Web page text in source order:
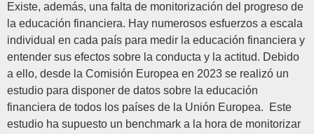
Existe, además, una falta de monitorización del progreso de
la educación financiera. Hay numerosos esfuerzos a escala
individual en cada país para medir la educación financiera y
entender sus efectos sobre la conducta y la actitud. Debido
a ello, desde la Comisión Europea en 2023 se realizó un
estudio para disponer de datos sobre la educación
financiera de todos los países de la Unión Europea. Este
estudio ha supuesto un benchmark a la hora de monitorizar